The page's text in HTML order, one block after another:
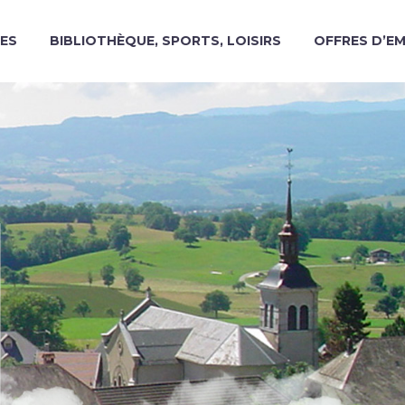
BIBLIOTHÈQUE, SPORTS, LOISIRS OFFRES